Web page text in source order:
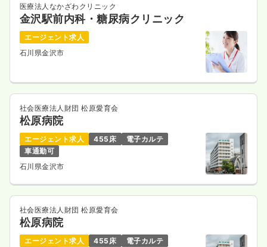
医療法人なかざわクリニック
金沢駅前内科・糖尿病クリニック
エージェント求人
石川県金沢市
社会医療法人財団 松原愛育会
松原病院
エージェント求人 455床
電子カルテ
車通勤可
石川県金沢市
社会医療法人財団 松原愛育会
松原病院
エージェント求人 455床
電子カルテ